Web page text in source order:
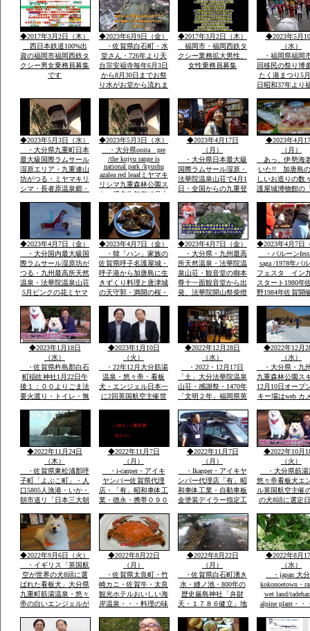
０・併設レストラン和
洋食１０００円から２
０００・登山・研修
会・合宿全国実績多数
に踊り本舞台・
加で運営再開発
バンの街で
◆2017年3月2日（木）
西日本鉄道100%出
資の福岡市福岡西鉄タ
クシー男女乗務員募集
です
◆2023年6月9日（金）
・佐賀県白石町・水
堂さん・726年より天
台宗安福寺毎年6月3日
から8月30日までお祭
り水がお堂から流れま
に顔つきがちがう飲む
とよくなる水です「体
の調子が悪い人は飲ま
ないこと」
◆2017年3月2日（木）
福岡市・福岡西鉄タ
クシー業務拡大男性、
女性乗務員募集
◆2023年5月
（水）
・福岡県福岡
回移民の祭り博
たく港まつり5
日昭和37年より
内に踊り本舞台
民企業総参加こ
人も企業も約
参加「しゃもじ
を出し参加
◆2023年5月3日（水）
・大分県九重町日本
最大級国際ラムサール
湿原エリア・九重連山
坊がつる・ミヤマキリ
シマ・長者原温泉郷・
公園スキー場・毎年12
月末の「天空の大花火
大会」２０００ｍ級の
冬の山々空に花火・・
◆2023年5月3日（水）
・大分県ooita pre
/the kujyu range is
national park /kyushu
azalea red leaafミヤマキ
リシマ九重森林公園ス
キー場名物毎年12月大
花火
◆2023年4月17日
（月）
・大分県日本最大級
国際ラムサール湿原・
法華院温泉山荘で4月1
日・全国からの九重登
開山祭と夜は九重町白
鳥神社の夜神楽の舞が
奉納当日夜「日本100
名山」を達制したスズ
キさんが拍手でした
◆2023年4月
（月）
あっ、伊勢海
いた!! 加唐島
しいお造りの数
護屋城博物館の
目、唐津城
◆2023年4月7日（金）
・大分国内最大級国
際ラムサール湿原坊が
つる・九州最高所天然
温泉・法華院温泉山荘
5月ピンクの花ミヤマ
山赤ピンク色に染ま
る・九重森林公園スキ
ー場ママと遊べる子供
専用広場・名物天空の
花火
◆2023年4月7日（金）
・韓「ハン」家族の
佐賀県呼子名護屋城・
呼子港から加唐島に生
きずくり料理と唐津城
の天守郭・満開の桜・
お刺身は・伊勢エビ・
ヒラメ・鯛・アワビ・
海老・身が動いた刺
身・焼き物・おいしか
つた
◆2023年4月7日（金）
・大分県・九州最高
所天然温泉・法華院温
泉山荘・観音堂の御本
尊十一面観音堂から出
発、法華院開山祭柴燈
ました全国からの登山
者の無事安寧を祈願す
る天気よく多数参加さ
れました
◆2023年4月7日
・バルーン
saga /1978年バ
フェスタ イン
スタート1980年
野1984年佐賀開
1984年世界大
◆2023年1月18日
（水）
・佐賀県杵島郡白石
町稲佐神社1月22日午
後１：００よりごま法
要火渡り・トイレ・無
大分県九重森林公園ス
キー場・日本一夢大吊
橋・ラムサール湿原坊
がつる・九州最高所天
然温泉法華院
◆2023年1月10日
（火）
・22年12月大分筋湯
温泉・悠々帝・看板
犬・エンジェル日本一
に2回英国航空主催世
ｓ://chinanews.jp・中
国経済新聞web版日本
載
◆2022年12月28日
（水）
・2022・12月17日
「土」大分法華院温泉
山荘・感謝祭・1470年
「文明２年」福岡県英
「現」弘蔵岳久・自然
を守り・九州最高所天
然温泉・場内には観音
堂も・国立公園ラムサ
ール湿原内
◆2022年12月
（水）
・大分県・九
九重森林公園ス
12月10日オープ
キー場はweb カ
岡市からスキー
バスＯＫ・JR
豊後森駅前・高
インターバス停
す
◆2022年11月24日
（木）
・佐賀県東松浦郡呼
子町「よぶこ町」・人
口5805人漁港・いか・
朝市道リ「日本三大朝
よ映画寅次郎子守歌撮
影場所・綱引き・近く
に名護屋城・豊臣秀
吉・１００名城選定・
柱状節理玄武岩
◆2022年11月7日
（月）
・i-canper・アイキ
ヤンパー佐賀県代理
店・「有」昭和車体工
業・徳永・携帯０９０
８・展示場に軽・普・
大型車にキヤンパー商
品実装展示アルミハシ
ゴで登り見て・広さ寝
てみてOK
◆2022年11月7日
（月）
・Ikanper・アイキヤ
ンパー代理店「有」昭
和車体工業・自動車板
金塗装デイラー指定工
普・大型車実車・テン
ト実商品大展示展示場
有・説明等あれば?携
帯090-2086-2858・徳
永
◆2022年10月
（火）
・大分県筋湯
悠々帝看板犬エ
ル英国航空主催
の犬8頭に選定
選定・日本政府
ロンドン事務所
で通知・日本語
世界の8頭が大
誕生です
◆2022年9月6日（火）
・イギリス「英国航
空が世界の犬8頭に選
ばれた看板犬」大分県
九重町筋湯温泉・悠々
帝の白いエンジェルが
天サイト全国版選定」
◆2022年8月22日
（月）
・佐賀県太良町・竹
崎カニ・佐賀牛・太良
観光ホテルおいしい海
岸温泉・・・料理の味
高」・ムツゴロウ・た
◆2022年8月22日
（月）
・佐賀県白石町湧き
水・縫ノ池・800年の
歴史厳島神社「弁財
天・１７８６健立」地
しい水の要件に適合・
◆2022年8月
（水）
・japan 大
kokonoetown・
wet land/
alpine plant・・
nature